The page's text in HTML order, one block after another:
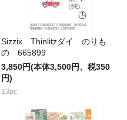
Sizzix Thinlitzダイ のりも
の 665899
3,850円(本体3,500円、税350
円)
13pc